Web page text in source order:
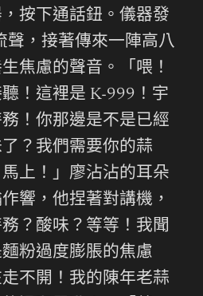
按下通話鈕。儀器發
聲，接著傳來一陣高八
焦慮的聲音。「喂！
！這裡是 K-999！宇
！你那邊是不是已經
？我們需要你的蒜
上！」廖沾沾的耳朵
響，他捏著對講機，
？酸味？等等！我聞
粉過度膨脹的焦慮
不開！我的陳年老蒜